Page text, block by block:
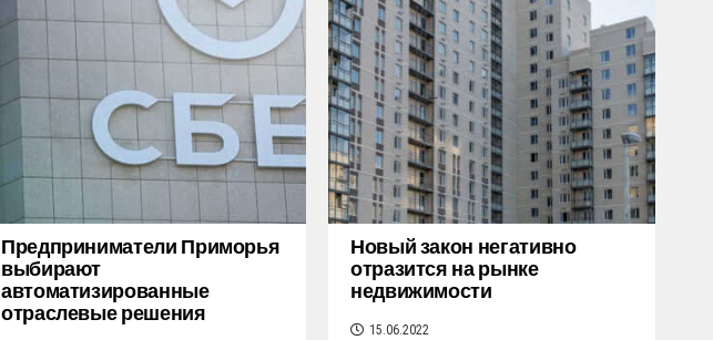
Предприниматели Приморья
выбирают
автоматизированные
отраслевые решения
Новый закон негативно
отразится на рынке
недвижимости
15.06.2022